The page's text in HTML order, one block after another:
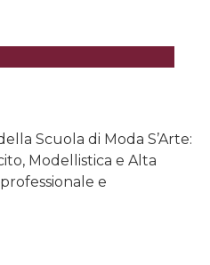
Scuola di Moda S’Arte:
Modellistica e Alta
e